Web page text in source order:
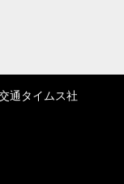
通タイムス社